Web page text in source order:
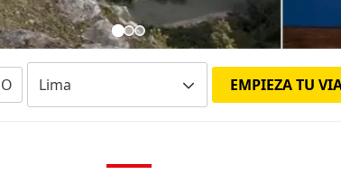
EMPIEZA TU